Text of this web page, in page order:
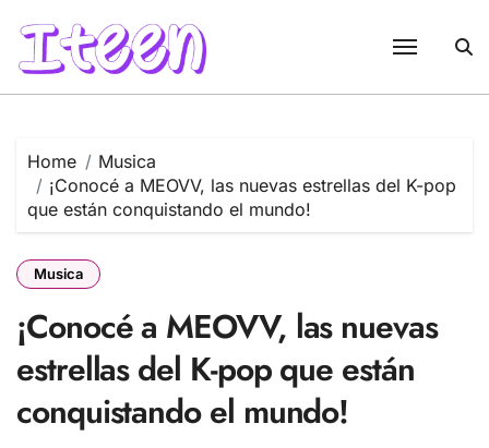
content
Home
Musica
¡Conocé a MEOVV, las nuevas estrellas del K-pop
que están conquistando el mundo!
Musica
¡Conocé a MEOVV, las nuevas
estrellas del K-pop que están
conquistando el mundo!